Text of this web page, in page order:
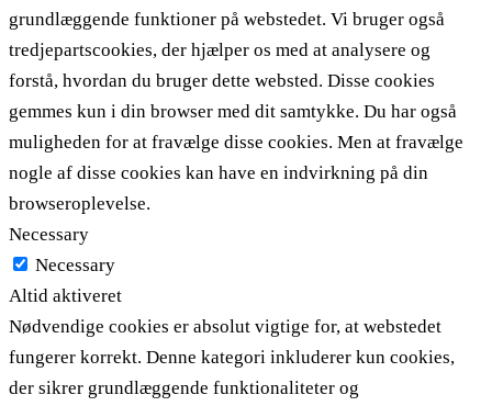
grundlæggende funktioner på webstedet. Vi bruger også
tredjepartscookies, der hjælper os med at analysere og
forstå, hvordan du bruger dette websted. Disse cookies
gemmes kun i din browser med dit samtykke. Du har også
muligheden for at fravælge disse cookies. Men at fravælge
nogle af disse cookies kan have en indvirkning på din
browseroplevelse.
Necessary
Necessary
Altid aktiveret
Nødvendige cookies er absolut vigtige for, at webstedet
fungerer korrekt. Denne kategori inkluderer kun cookies,
der sikrer grundlæggende funktionaliteter og